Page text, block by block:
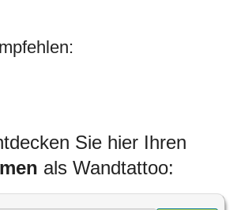
Sie hier Ihren
als Wandtattoo: